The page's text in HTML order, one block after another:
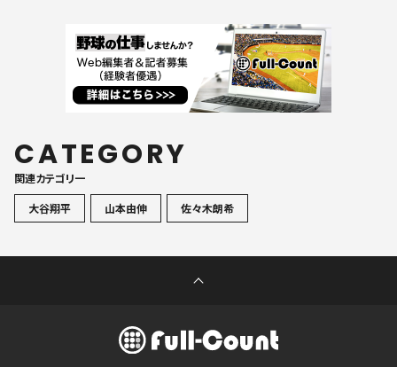
CATEGORY
関連カテゴリ一
大谷翔平
山本由伸 佐々木朗希